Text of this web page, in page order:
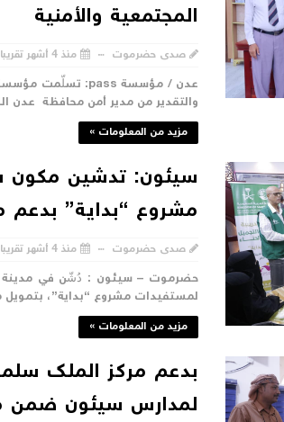
المجتمعية والأمنية
صدى حضرموت منذ 4 أشهر تقريبا
والتقدير من مدير أمن محافظة عدن
مزيد من المعلومات »
سيئون: تدشين مكون
مشروع “بداية” بدعم
صدى حضرموت منذ 4 أشهر تقريبا
حضرموت – سيئون : دُشّن في
لمستفيدات مشروع “بداية”، بتمويل
مزيد من المعلومات »
بدعم مركز الملك
لمدارس سيئون ضمن